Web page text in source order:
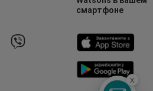
смартфоне
x